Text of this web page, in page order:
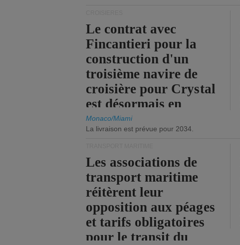
Le contrat avec
Fincantieri pour la
construction d'un
troisième navire de
croisière pour Crystal
est désormais en
vigueur.
Monaco/Miami
La livraison est prévue pour 2034.
Les associations de
transport maritime
réitèrent leur
opposition aux péages
et tarifs obligatoires
pour le transit du